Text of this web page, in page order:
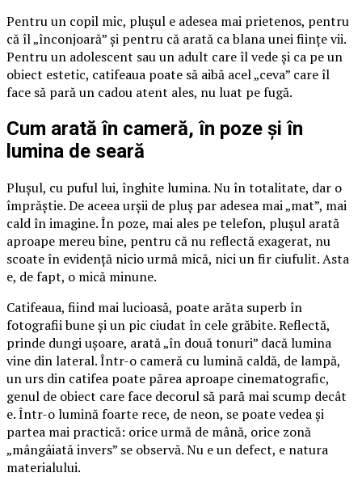
Pentru un copil mic, plușul e adesea mai prietenos, pentru
că îl „înconjoară” și pentru că arată ca blana unei ființe vii.
Pentru un adolescent sau un adult care îl vede și ca pe un
obiect estetic, catifeaua poate să aibă acel „ceva” care îl
face să pară un cadou atent ales, nu luat pe fugă.
Cum arată în cameră, în poze și în
lumina de seară
Plușul, cu puful lui, înghite lumina. Nu în totalitate, dar o
împrăștie. De aceea urșii de pluș par adesea mai „mat”, mai
cald în imagine. În poze, mai ales pe telefon, plușul arată
aproape mereu bine, pentru că nu reflectă exagerat, nu
scoate în evidență nicio urmă mică, nici un fir ciufulit. Asta
e, de fapt, o mică minune.
Catifeaua, fiind mai lucioasă, poate arăta superb în
fotografii bune și un pic ciudat în cele grăbite. Reflectă,
prinde dungi ușoare, arată „în două tonuri” dacă lumina
vine din lateral. Într-o cameră cu lumină caldă, de lampă,
un urs din catifea poate părea aproape cinematografic,
genul de obiect care face decorul să pară mai scump decât
e. Într-o lumină foarte rece, de neon, se poate vedea și
partea mai practică: orice urmă de mână, orice zonă
„mângâiată invers” se observă. Nu e un defect, e natura
materialului.